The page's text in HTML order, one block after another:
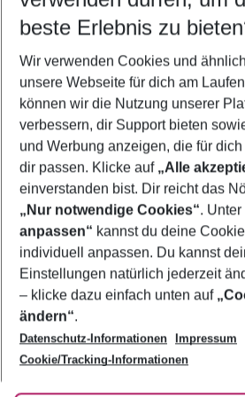
5-8 Nächte
2 Erwachsene Keine Kinder
Mehr Filter
Footer
Footer navigation
Über uns
AGB
Bestpreisgarantie
Cookie-Einstellungen ändern
Cookie-Richtlinie
Agenturbetreuung
Barrierefreies Reisen
Folge uns
beste Erlebnis zu
Wir verwenden Cookies und
unsere Webseite für dich am
können wir die Nutzung unserer
verbessern, dir Support bieten
und Werbung anzeigen, die für
dir passen. Klicke auf „Alle
einverstanden bist. Dir reicht das
„Nur notwendige Cookies“. Unter
anpassen“ kannst du deine
individuell anpassen. Du kannst
Einstellungen natürlich jederzeit
– klicke dazu einfach unten auf
ändern“.
Datenschutz-Informationen
Impressum
Cookie/Tracking-Informationen